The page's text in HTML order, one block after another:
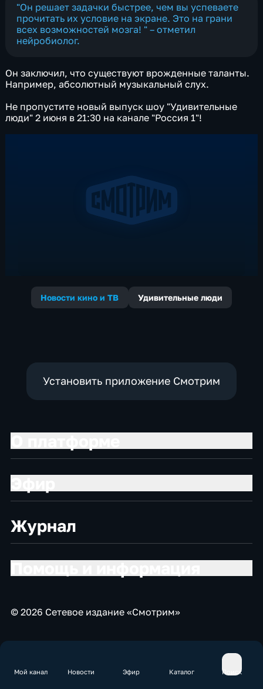
Мой канал Новости Эфир Каталог Поиск
"Он решает задачки быстрее, чем вы успеваете
прочитать их условие на экране. Это на грани
всех возможностей мозга! " – отметил
нейробиолог.
Он заключил, что существуют врожденные таланты.
Например, абсолютный музыкальный слух.
Не пропустите новый выпуск шоу "Удивительные
люди" 2 июня в 21:30 на канале "Россия 1"!
Новости кино и ТВ Удивительные люди
Установить приложение Смотрим
Журнал
© 2026 Сетевое издание «Смотрим»